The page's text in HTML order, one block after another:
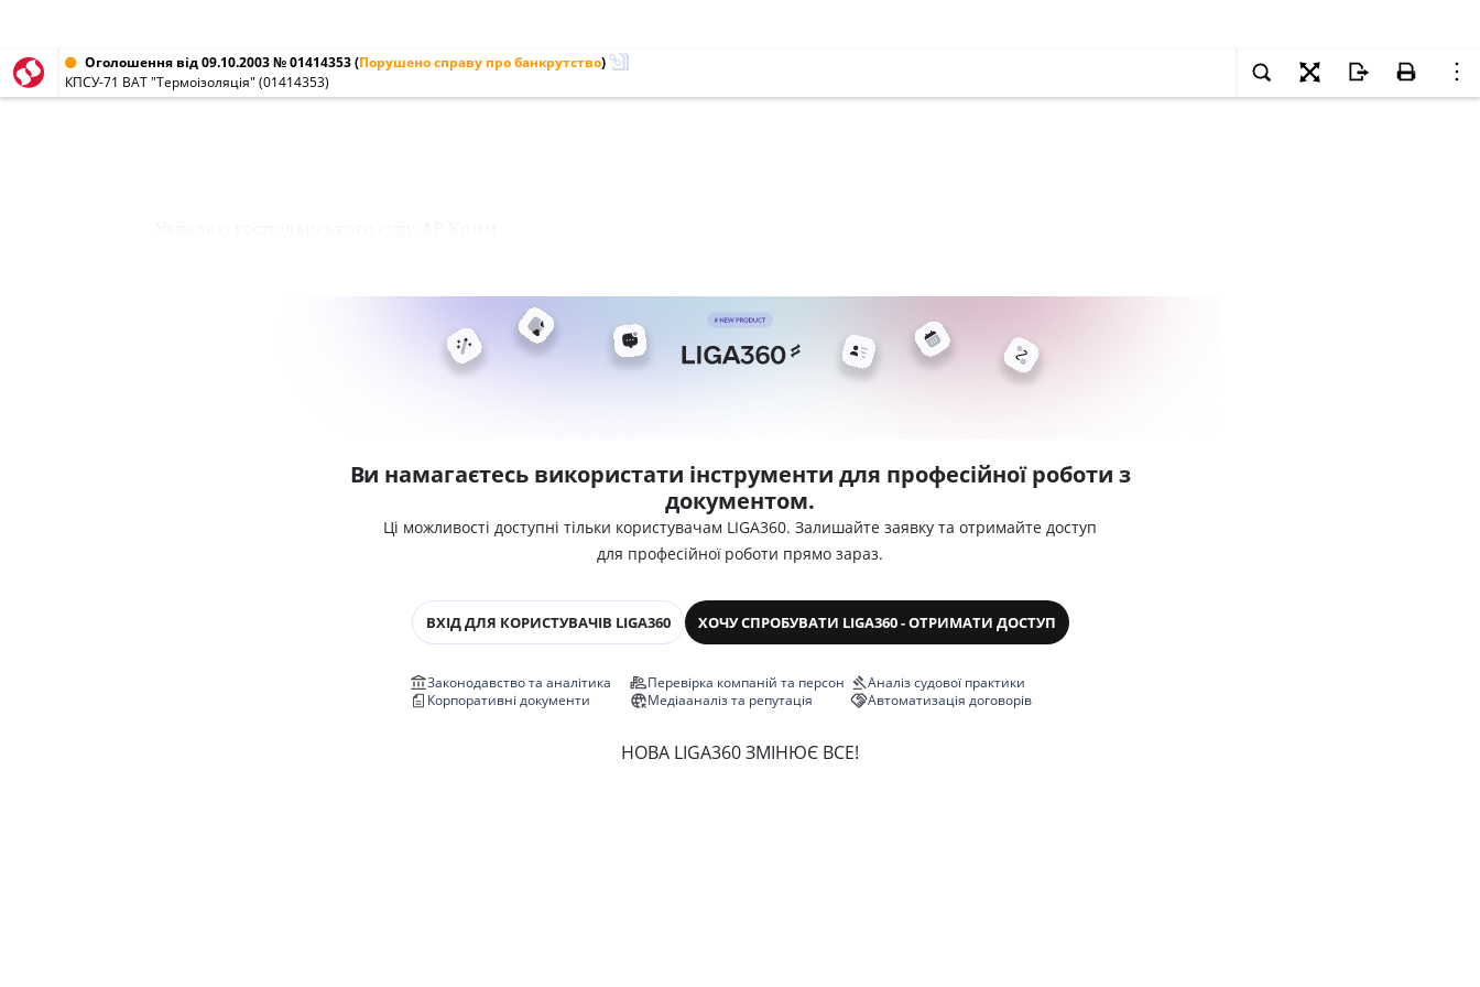
Оголошення від 09.10.2003 № 01414353(Порушено справу про банкрутство)
КПСУ-71 ВАТ "Термоізоляція" (01414353)
Ви намагаєтесь використати інструменти для професійної роботи з
документом.
Ці можливості доступні тільки користувачам LIGA360. Залишайте заявку та отримайте доступ
для професійної роботи прямо зараз.
ВХІД ДЛЯ КОРИСТУВАЧІВ LIGA360 ХОЧУ СПРОБУВАТИ LIGA360 - ОТРИМАТИ ДОСТУП
Законодавство та аналітика
Корпоративні документи
Перевірка компаній та персон
Медіааналіз та репутація
Аналіз судової практики
Автоматизація договорів
НОВА LIGA360 ЗМІНЮЄ ВСЕ!